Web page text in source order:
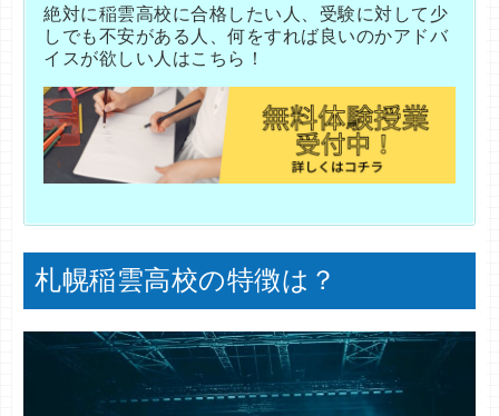
絶対に稲雲高校に合格したい人、受験に対して少
しでも不安がある人、何をすれば良いのかアドバ
イスが欲しい人はこちら！
札幌稲雲高校の特徴は？